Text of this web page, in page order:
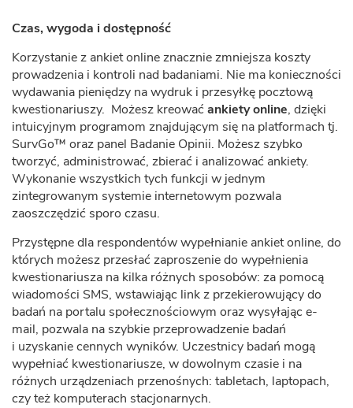
Czas, wygoda i dostępność
Korzystanie z ankiet online znacznie zmniejsza koszty
prowadzenia i kontroli nad badaniami. Nie ma konieczności
wydawania pieniędzy na wydruk i przesyłkę pocztową
kwestionariuszy. Możesz kreować ankiety online, dzięki
intuicyjnym programom znajdującym się na platformach tj.
SurvGo™ oraz panel Badanie Opinii. Możesz szybko
tworzyć, administrować, zbierać i analizować ankiety.
Wykonanie wszystkich tych funkcji w jednym
zintegrowanym systemie internetowym pozwala
zaoszczędzić sporo czasu.
Przystępne dla respondentów wypełnianie ankiet online, do
których możesz przesłać zaproszenie do wypełnienia
kwestionariusza na kilka różnych sposobów: za pomocą
wiadomości SMS, wstawiając link z przekierowujący do
badań na portalu społecznościowym oraz wysyłając e-
mail, pozwala na szybkie przeprowadzenie badań
i uzyskanie cennych wyników. Uczestnicy badań mogą
wypełniać kwestionariusze, w dowolnym czasie i na
różnych urządzeniach przenośnych: tabletach, laptopach,
czy też komputerach stacjonarnych.